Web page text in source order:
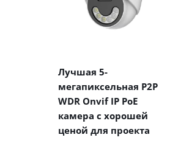
Лучшая 5-
мегапиксельная P2P
WDR Onvif IP PoE
камера с хорошей
ценой для проекта